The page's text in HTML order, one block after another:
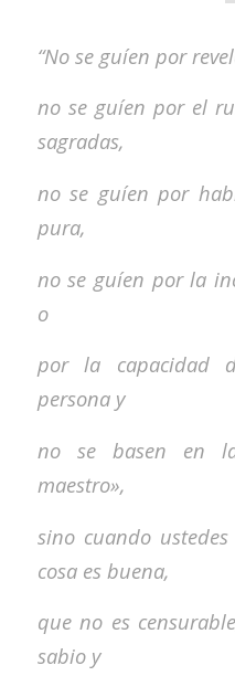
“No se guíen por
no se guíen por el
sagradas,
no se guíen por
pura,
no se guíen por la
o
porla capacidad
persona y
no se basen en
maestro»,
sino cuando
cosa es buena,
que no es
sabio y